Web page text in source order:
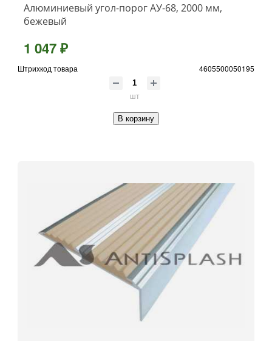
Алюминиевый угол-порог АУ-68, 2000 мм,
бежевый
1 047 ₽
Штрихкод товара 4605500050195
шт
В корзину